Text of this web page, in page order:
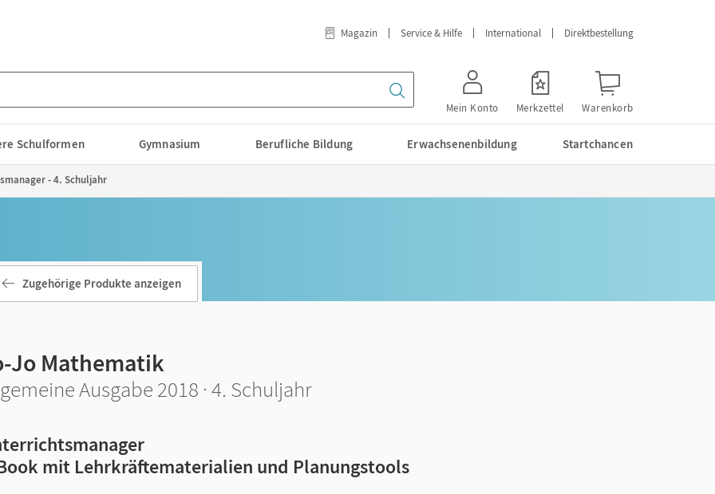
Magazin Service & Hilfe International Direktbestellung
Mein Konto Merkzettel Warenkorb
Schulformen Gymnasium Berufliche Bildung Erwachsenenbildung Startchancen
- 4. Schuljahr
Zugehörige Produkte anzeigen
Jo Mathematik
Ausgabe 2018 · 4. Schuljahr
mit Lehrkräftematerialien und Planungstools